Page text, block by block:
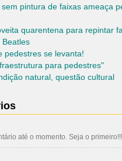
pintura de faixas ameaça
quarentena para repintar
Beatles
pedestres se levanta!
para pedestres"
natural, questão cultural
até o momento. Seja o primeiro!!!